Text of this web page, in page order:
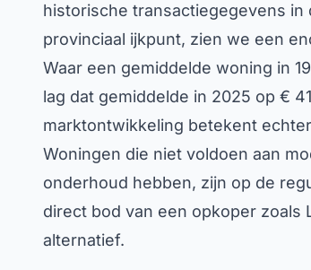
historische transactiegegevens
provinciaal ijkpunt, zien we een
Waar een gemiddelde woning in
lag dat gemiddelde in 2025 op €
marktontwikkeling betekent
Woningen die niet voldoen aan
onderhoud hebben, zijn op de
direct bod van een opkoper zoals
alternatief.